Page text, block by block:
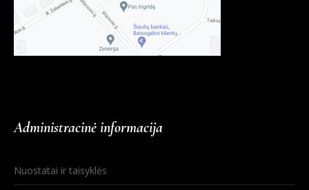
Administracinė informacija
Nuostatai ir taisyklės